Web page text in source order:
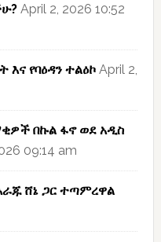
April 2, 2026 10:52
የባዕዳን ተልዕኮ April 2,
በኩል ፋኖ ወደ አዲስ
09:14 am
ሸኔ ጋር ተጣምረዋል